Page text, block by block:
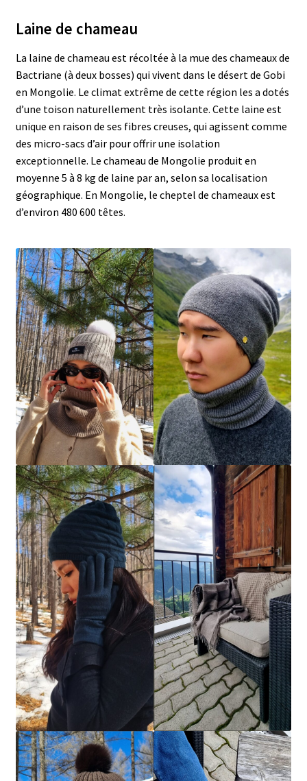
Laine de chameau
La laine de chameau est récoltée à la mue des chameaux de
Bactriane (à deux bosses) qui vivent dans le désert de Gobi
en Mongolie. Le climat extrême de cette région les a dotés
d’une toison naturellement très isolante. Cette laine est
unique en raison de ses fibres creuses, qui agissent comme
des micro-sacs d’air pour offrir une isolation
exceptionnelle. Le chameau de Mongolie produit en
moyenne 5 à 8 kg de laine par an, selon sa localisation
géographique. En Mongolie, le cheptel de chameaux est
d’environ 480 600 têtes.